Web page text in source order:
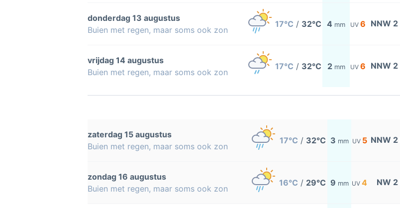
donderdag 13 augustus
Buien met regen, maar soms ook zon
17°C / 32°C 4 mm UV 6 NNW 2
vrijdag 14 augustus
Buien met regen, maar soms ook zon
17°C / 32°C 2 mm UV 6 NNW 2
zaterdag 15 augustus
Buien met regen, maar soms ook zon
17°C / 32°C 3 mm UV 5 NNW 2
zondag 16 augustus
Buien met regen, maar soms ook zon
16°C / 29°C 9 mm UV 4 NW 2